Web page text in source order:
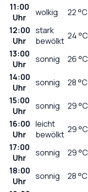
11:00
Uhr
wolkig 22°C
12:00
Uhr
stark
bewölkt 24°C
13:00
Uhr
sonnig 26°C
14:00
Uhr
sonnig 28°C
15:00
Uhr
sonnig 29°C
16:00
Uhr
leicht
bewölkt 29°C
17:00
Uhr
sonnig 29°C
18:00
Uhr
sonnig 28°C